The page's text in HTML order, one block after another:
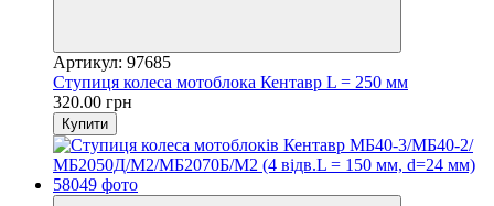
Артикул: 97685
Ступиця колеса мотоблока Кентавр L = 250 мм
320.00 грн
Купити